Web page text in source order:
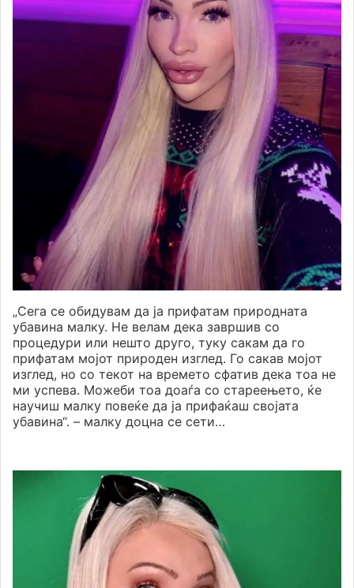
„Сега се обидувам да ја прифатам природната
убавина малку. Не велам дека завршив со
процедури или нешто друго, туку сакам да го
прифатам мојот природен изглед. Го сакав мојот
изглед, но со текот на времето сфатив дека тоа не
ми успева. Можеби тоа доаѓа со стареењето, ќе
научиш малку повеќе да ја прифаќаш својата
убавина“. – малку доцна се сети…